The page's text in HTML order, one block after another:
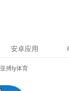
安卓应用
亚搏ty体育